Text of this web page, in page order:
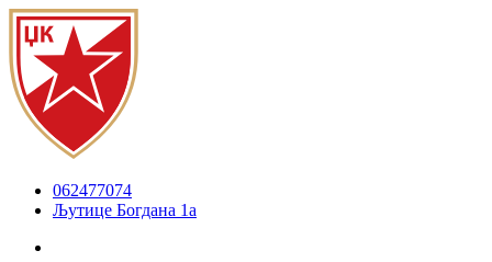
062477074
Љутице Богдана 1а